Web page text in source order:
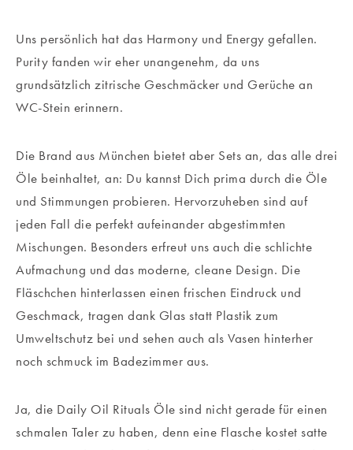
Uns persönlich hat das Harmony und Energy gefallen.
Purity fanden wir eher unangenehm, da uns
grundsätzlich zitrische Geschmäcker und Gerüche an
WC-Stein erinnern.
Die Brand aus München bietet aber Sets an, das alle drei
Öle beinhaltet, an: Du kannst Dich prima durch die Öle
und Stimmungen probieren. Hervorzuheben sind auf
jeden Fall die perfekt aufeinander abgestimmten
Mischungen. Besonders erfreut uns auch die schlichte
Aufmachung und das moderne, cleane Design. Die
Fläschchen hinterlassen einen frischen Eindruck und
Geschmack, tragen dank Glas statt Plastik zum
Umweltschutz bei und sehen auch als Vasen hinterher
noch schmuck im Badezimmer aus.
Ja, die Daily Oil Rituals Öle sind nicht gerade für einen
schmalen Taler zu haben, denn eine Flasche kostet satte